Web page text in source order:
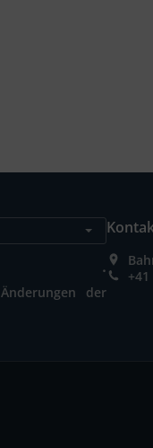
.
Änderungen der
+41